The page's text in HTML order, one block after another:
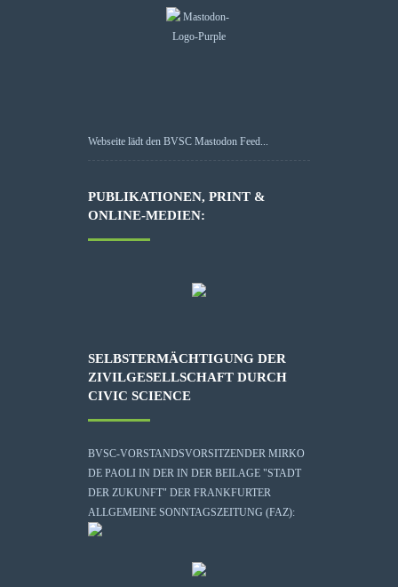
Webseite lädt den BVSC Mastodon Feed...
PUBLIKATIONEN, PRINT &
ONLINE-MEDIEN:
SELBSTERMÄCHTIGUNG DER
ZIVILGESELLSCHAFT DURCH
CIVIC SCIENCE
BVSC-VORSTANDSVORSITZENDER MIRKO
DE PAOLI IN DER IN DER BEILAGE "STADT
DER ZUKUNFT" DER FRANKFURTER
ALLGEMEINE SONNTAGSZEITUNG (FAZ):